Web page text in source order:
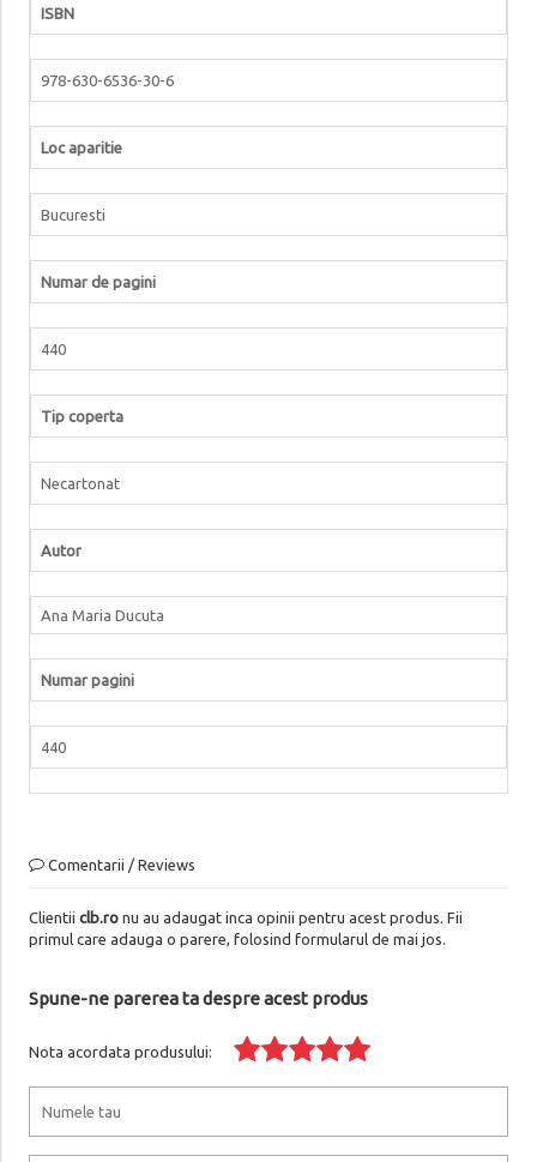
ISBN
978-630-6536-30-6
Loc aparitie
Bucuresti
Numar de pagini
440
Tip coperta
Necartonat
Autor
Ana Maria Ducuta
Numar pagini
440
Comentarii / Reviews
Clientii clb.ronu au adaugat inca opinii pentru acest produs. Fii
primul care adauga o parere, folosind formularul de mai jos.
Spune-ne parerea ta despre acest produs
Nota acordata produsului: